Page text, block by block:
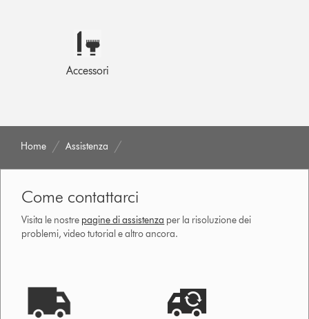
Accessori
Home Assistenza
Come contattarci
Visita le nostre pagine di assistenza per la risoluzione dei
problemi, video tutorial e altro ancora.